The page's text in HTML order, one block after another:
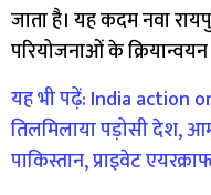
जाता है। यह कदम नवा
परियोजनाओं के क्रियान्वयन
यह भी पढ़ें: India action
तिलमिलाया पड़ोसी देश,
पाकिस्तान, प्राइवेट